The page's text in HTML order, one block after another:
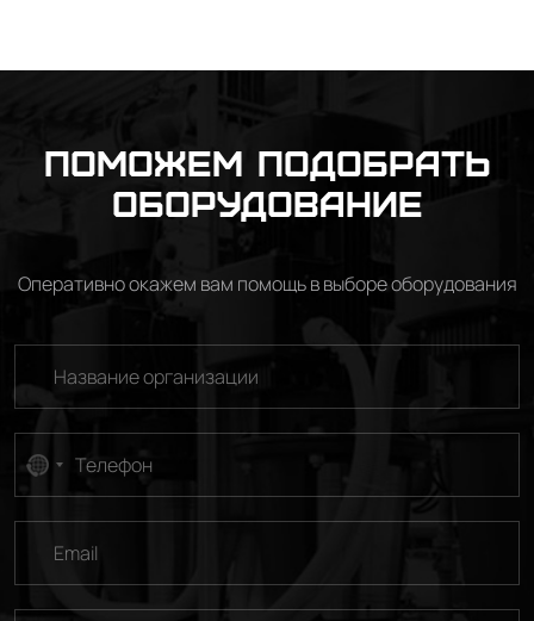
Поможем подобрать
оборудование
Оперативно окажем вам помощь в выборе оборудования
No